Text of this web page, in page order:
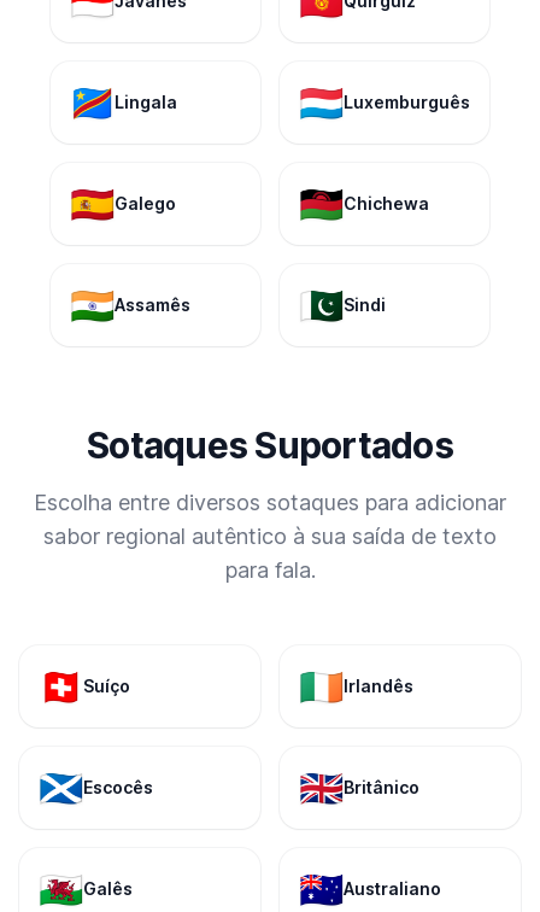
🇨🇩Lingala 🇱🇺Luxemburguês
🇪🇸Galego 🇲🇼Chichewa
🇮🇳Assamês 🇵🇰Sindi
Sotaques Suportados
Escolha entre diversos sotaques para adicionar
sabor regional autêntico à sua saída de texto
para fala.
🇨🇭 Suíço 🇮🇪Irlandês
🏴󠁧󠁢󠁳󠁣󠁴󠁿Escocês 🇬🇧Britânico
🏴󠁧󠁢󠁷󠁬󠁳󠁿Galês 🇦🇺Australiano